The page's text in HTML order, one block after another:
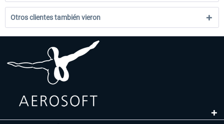
Otros clientes también vieron